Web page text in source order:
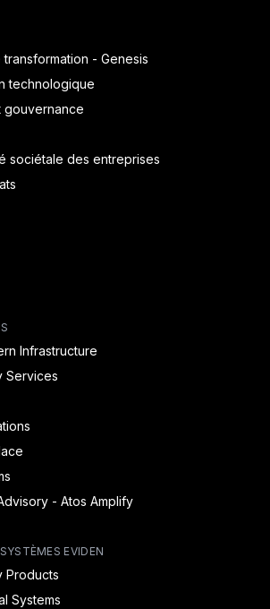
- Genesis
technologique
gouvernance
sociétale des entreprises
Infrastructure
Services
- Atos Amplify
EVIDEN
Products
Systems